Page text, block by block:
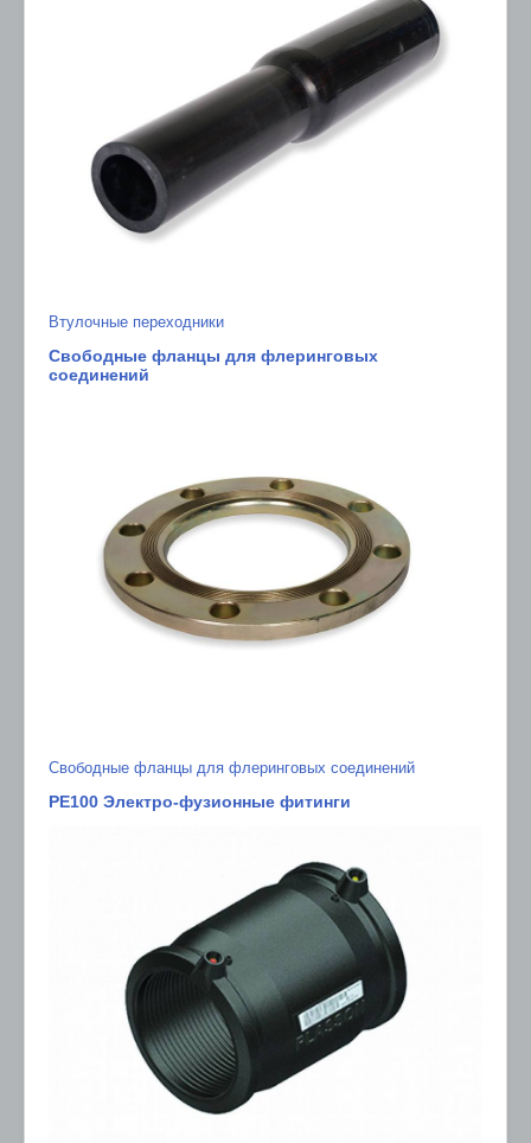
Втулочные переходники
Свободные фланцы для флеринговых
соединений
Свободные фланцы для флеринговых соединений
PE100 Электро-фузионные фитинги